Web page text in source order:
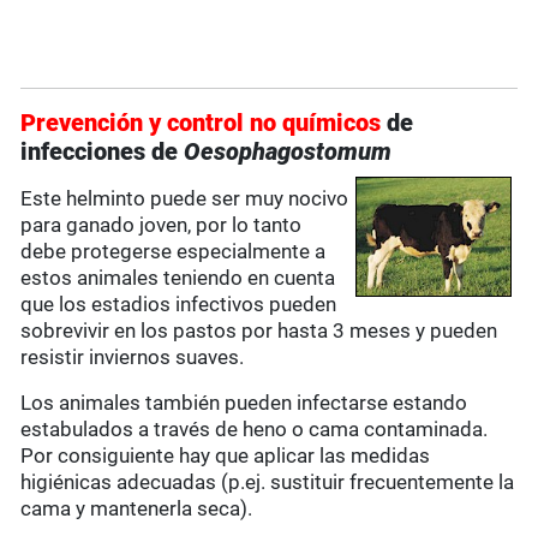
Prevención y control no químicos de
infecciones deOesophagostomum
Este helminto puede ser muy nocivo
para ganado joven, por lo tanto
debe protegerse especialmente a
estos animales teniendo en cuenta
que los estadios infectivos pueden
sobrevivir en los pastos por hasta 3 meses y pueden
resistir inviernos suaves.
Los animales también pueden infectarse estando
estabulados a través de heno o cama contaminada.
Por consiguiente hay que aplicar las medidas
higiénicas adecuadas (p.ej. sustituir frecuentemente la
cama y mantenerla seca).